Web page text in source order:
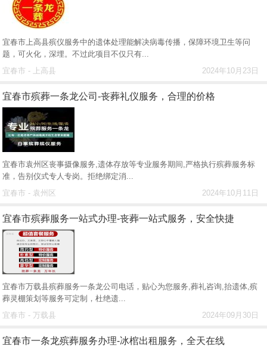
宜春市上高县殡仪服务中的遗体处理能解决病毒传播，保障环境卫生等问
题，可火化，深埋。不过此项目不仅只有...
2024年10月23日
宜春市 - 上高县
宜春市殡葬一条龙公司-丧葬礼仪服务，合理的价格
宜春市袁州区丧事摄像服务,遗体存放等专业服务期间,严格执行殡葬服务标
准，告别仪式专人专岗。拒绝绑定消...
2024年10月11日
宜春市 - 袁州区
宜春市殡葬服务一站式办理-丧葬一站式服务，安全快捷
宜春市万载县殡葬服务一条龙公司电话，贴心为您服务,葬礼咨询,抬遗体,殡
葬灵棚策划等服务可定制，杜绝遗...
2024年09月30日
宜春市 - 万载县
宜春市一条龙殡葬服务办理-冰棺出租服务，全天在线